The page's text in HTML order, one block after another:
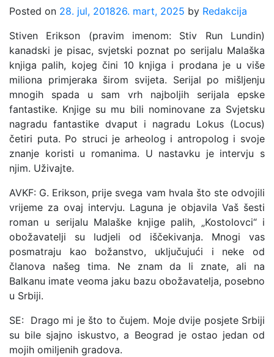
Posted on 28. jul, 201826. mart, 2025 by Redakcija
Stiven Erikson (pravim imenom: Stiv Run Lundin)
kanadski je pisac, svjetski poznat po serijalu Malaška
knjiga palih, kojeg čini 10 knjiga i prodana je u više
miliona primjeraka širom svijeta. Serijal po mišljenju
mnogih spada u sam vrh najboljih serijala epske
fantastike. Knjige su mu bili nominovane za Svjetsku
nagradu fantastike dvaput i nagradu Lokus (Locus)
četiri puta. Po struci je arheolog i antropolog i svoje
znanje koristi u romanima. U nastavku je intervju s
njim. Uživajte.
AVKF: G. Erikson, prije svega vam hvala što ste odvojili
vrijeme za ovaj intervju. Laguna je objavila Vaš šesti
roman u serijalu Malaške knjige palih, „Kostolovci“ i
obožavatelji su ludjeli od iščekivanja. Mnogi vas
posmatraju kao božanstvo, uključujući i neke od
članova našeg tima. Ne znam da li znate, ali na
Balkanu imate veoma jaku bazu obožavatelja, posebno
u Srbiji.
SE: Drago mi je što to čujem. Moje dvije posjete Srbiji
su bile sjajno iskustvo, a Beograd je ostao jedan od
mojih omiljenih gradova.